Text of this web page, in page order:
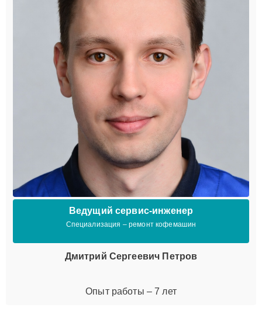
Ведущий сервис-инженер
Специализация – ремонт кофемашин
Дмитрий Сергеевич Петров
Опыт работы – 7 лет